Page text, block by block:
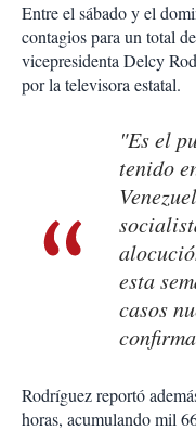
Entre el sábado y el
contagios para un total
vicepresidenta Delcy
por la televisora estatal.
"Es el
tenido
esta
casos
Rodríguez reportó
horas, acumulando mil